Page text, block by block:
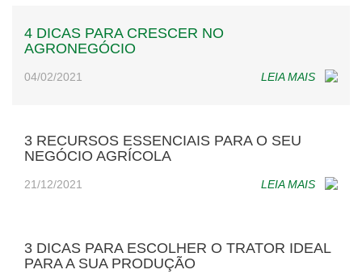
4 DICAS PARA CRESCER NO
AGRONEGÓCIO
04/02/2021 LEIA MAIS
3 RECURSOS ESSENCIAIS PARA O SEU
NEGÓCIO AGRÍCOLA
21/12/2021 LEIA MAIS
3 DICAS PARA ESCOLHER O TRATOR IDEAL
PARA A SUA PRODUÇÃO